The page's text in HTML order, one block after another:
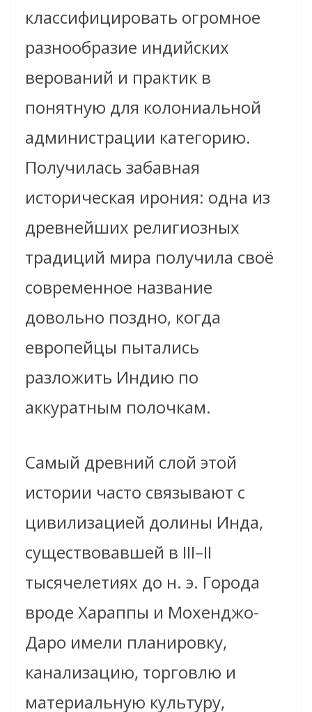
классифицировать огромное
разнообразие индийских
верований и практик в
понятную для колониальной
администрации категорию.
Получилась забавная
историческая ирония: одна из
древнейших религиозных
традиций мира получила своё
современное название
довольно поздно, когда
европейцы пытались
разложить Индию по
аккуратным полочкам.
Самый древний слой этой
истории часто связывают с
цивилизацией долины Инда,
существовавшей в III–II
тысячелетиях до н. э. Города
вроде Хараппы и Мохенджо-
Даро имели планировку,
канализацию, торговлю и
материальную культуру,